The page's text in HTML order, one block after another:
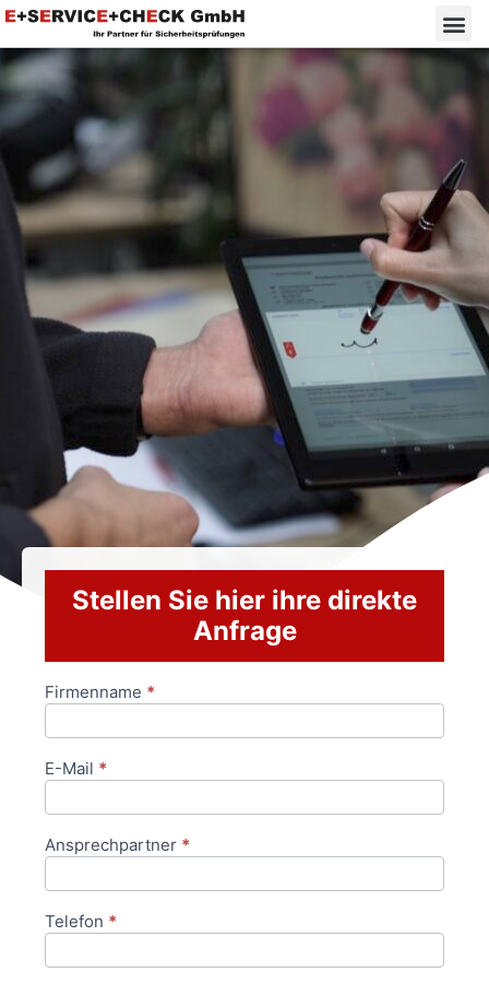
Stellen Sie hier ihre direkte
Anfrage
Anfrageformular
Firmenname *
E-Mail *
Ansprechpartner *
Telefon *